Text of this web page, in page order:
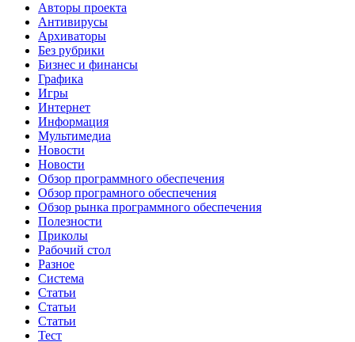
Авторы проекта
Антивирусы
Архиваторы
Без рубрики
Бизнес и финансы
Графика
Игры
Интернет
Информация
Мультимедиа
Новости
Новости
Обзор программного обеспечения
Обзор програмного обеспечения
Обзор рынка программного обеспечения
Полезности
Приколы
Рабочий стол
Разное
Система
Статьи
Статьи
Статьи
Тест